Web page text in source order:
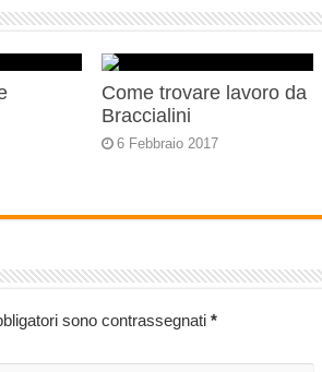
Come trovare lavoro da
Braccialini
6 Febbraio 2017
sono contrassegnati *